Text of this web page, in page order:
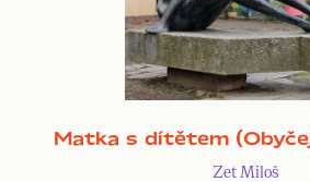
Matka s dítětem
Zet Miloš